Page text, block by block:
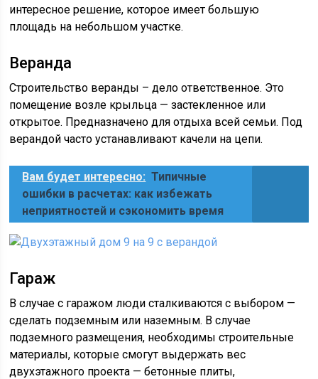
интересное решение, которое имеет большую
площадь на небольшом участке.
Веранда
Строительство веранды – дело ответственное. Это
помещение возле крыльца — застекленное или
открытое. Предназначено для отдыха всей семьи. Под
верандой часто устанавливают качели на цепи.
Вам будет интересно: Типичные
ошибки в расчетах: как избежать
неприятностей и сэкономить время
Гараж
В случае с гаражом люди сталкиваются с выбором —
сделать подземным или наземным. В случае
подземного размещения, необходимы строительные
материалы, которые смогут выдержать вес
двухэтажного проекта — бетонные плиты,